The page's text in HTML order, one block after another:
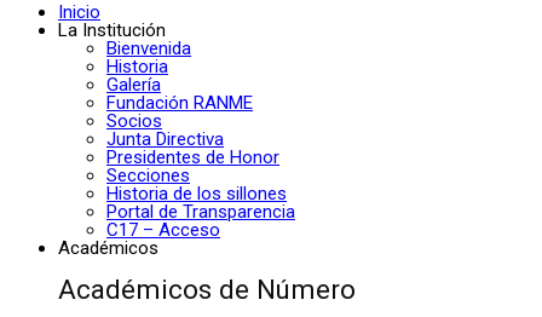
Inicio
La Institución
Bienvenida
Historia
Galería
Fundación RANME
Socios
Junta Directiva
Presidentes de Honor
Secciones
Historia de los sillones
Portal de Transparencia
C17 – Acceso
Académicos
Académicos de Número